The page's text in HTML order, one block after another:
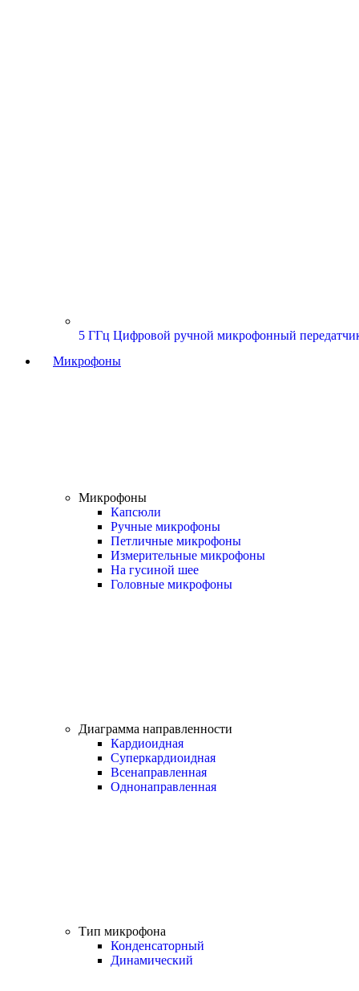
5 ГГц Цифровой ручной микрофонный
Микрофоны
Микрофоны
Капсюли
Ручные микрофоны
Петличные микрофоны
Измерительные микрофоны
На гусиной шее
Головные микрофоны
Диаграмма направленности
Кардиоидная
Суперкардиоидная
Всенаправленная
Однонаправленная
Тип микрофона
Конденсаторный
Динамический